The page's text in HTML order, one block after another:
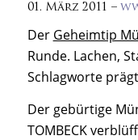
01. März 2011 –
Der Geheimtip
Runde. Lachen,
Schlagworte
Der gebürtige
TOMBECK